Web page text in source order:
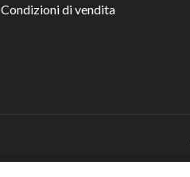
Condizioni di vendita